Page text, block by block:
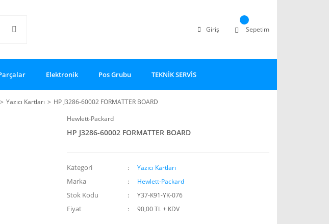
Giriş Sepetim
Elektronik Pos Grubu TEKNİK SERVİS
Yazıcı Kartları
HP J3286-60002 FORMATTER BOARD
Hewlett-Packard
HP J3286-60002 FORMATTER BOARD
Kategori Yazıcı Kartları
Marka Hewlett-Packard
Stok Kodu Y37-K91-YK-076
Fiyat 90,00 TL + KDV